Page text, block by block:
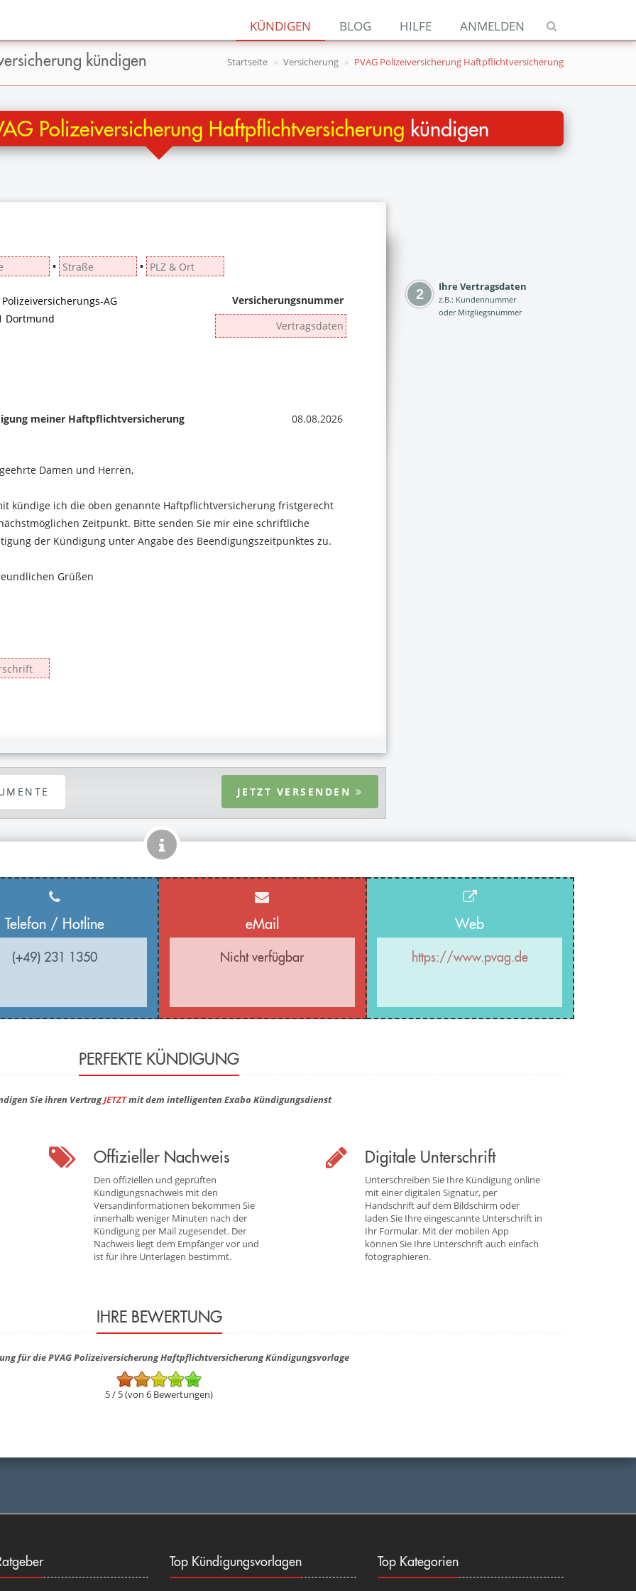
Jetzt kündigen
Blog
Anmelden
KÜNDIGEN BLOG HILFE ANMELDEN
kündigen Startseite Versicherung PVAG Polizeiversicherung Haftpflichtversicherung
Polizeiversicherung Haftpflichtversicherung kündigen
▪ ▪
JETZT VERSENDEN
Ihre Vertragsdaten
z.B.: Kundennummer
oder Mitgliegsnummer
Telefon / Hotline
(+49) 231 1350
eMail
Nicht verfügbar
Web
https://www.pvag.de
PERFEKTE KÜNDIGUNG
Sie ihren VertragJETZTmit dem intelligenten Exabo Kündigungsdienst
Offizieller Nachweis
Den offiziellen und geprüften
Kündigungsnachweis mit den
Versandinformationen bekommen Sie
innerhalb weniger Minuten nach der
Kündigung per Mail zugesendet. Der
Nachweis liegt dem Empfänger vor und
ist für Ihre Unterlagen bestimmt.
Digitale Unterschrift
Unterschreiben Sie Ihre Kündigung online
mit einer digitalen Signatur, per
Handschrift auf dem Bildschirm oder
laden Sie Ihre eingescannte Unterschrift in
Ihr Formular. Mit der mobilen App
können Sie Ihre Unterschrift auch einfach
fotographieren.
IHRE BEWERTUNG
für die PVAG Polizeiversicherung Haftpflichtversicherung Kündigungsvorlage
5 / 5 (von 6 Bewertungen)
Top Kündigungsvorlagen Top Kategorien